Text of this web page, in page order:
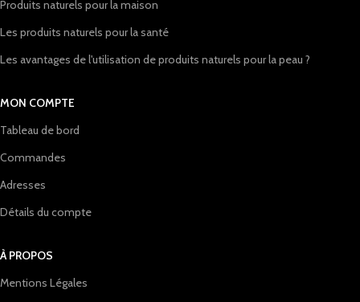
Produits naturels pour la maison
Les produits naturels pour la santé
Les avantages de l'utilisation de produits naturels pour la peau ?
MON COMPTE
Tableau de bord
Commandes
Adresses
Détails du compte
À PROPOS
Mentions Légales